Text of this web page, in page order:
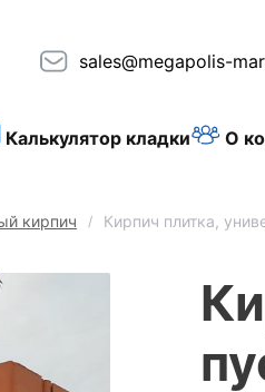
sales@megapolis-
Калькулятор кладки О
кирпич Кирпич плитка,